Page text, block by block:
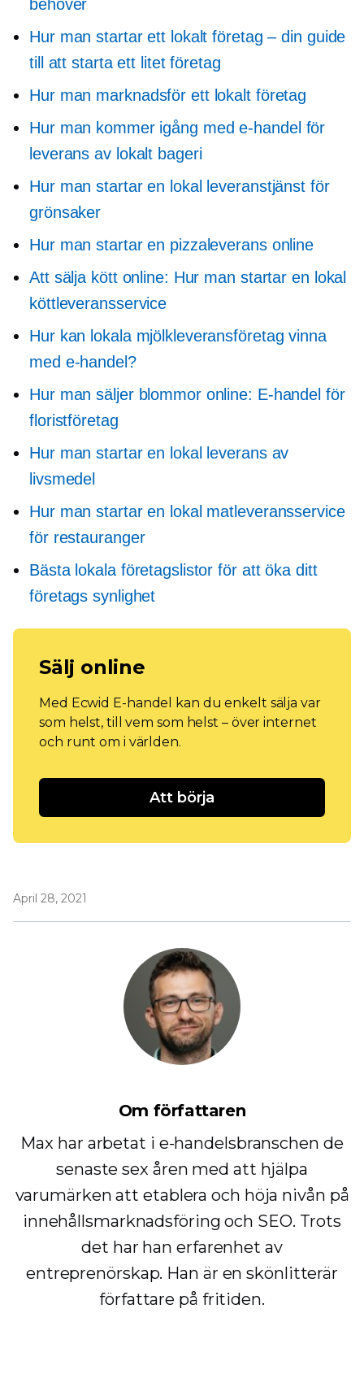
behöver
Hur man startar ett lokalt företag – din guide
till att starta ett litet företag
Hur man marknadsför ett lokalt företag
Hur man kommer igång med e-handel för
leverans av lokalt bageri
Hur man startar en lokal leveranstjänst för
grönsaker
Hur man startar en pizzaleverans online
Att sälja kött online: Hur man startar en lokal
köttleveransservice
Hur kan lokala mjölkleveransföretag vinna
med e-handel?
Hur man säljer blommor online: E-handel för
floristföretag
Hur man startar en lokal leverans av
livsmedel
Hur man startar en lokal matleveransservice
för restauranger
Bästa lokala företagslistor för att öka ditt
företags synlighet
Sälj online
Med Ecwid E-handel kan du enkelt sälja var
som helst, till vem som helst – över internet
och runt om i världen.
Att börja
April 28, 2021
Om författaren
Max har arbetat i e-handelsbranschen de
senaste sex åren med att hjälpa
varumärken att etablera och höja nivån på
innehållsmarknadsföring och SEO. Trots
det har han erfarenhet av
entreprenörskap. Han är en skönlitterär
författare på fritiden.